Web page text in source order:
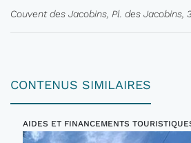
Couvent des Jacobins, Pl. des Jacobins,
CONTENUS SIMILAIRES
AIDES ET FINANCEMENTS